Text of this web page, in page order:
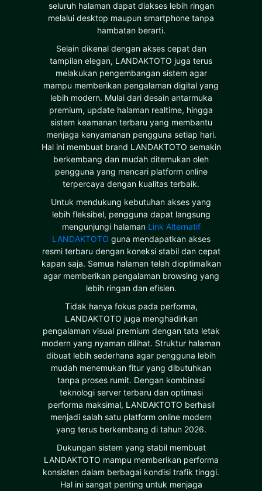
seluruh halaman dapat diakses lebih ringan
melalui desktop maupun smartphone tanpa
hambatan berarti.
Selain dikenal dengan akses cepat dan
tampilan elegan, LANDAKTOTO juga terus
melakukan pengembangan sistem agar
mampu memberikan pengalaman digital yang
lebih modern. Mulai dari desain antarmuka
premium, update halaman realtime, hingga
sistem keamanan terbaru yang membantu
menjaga kenyamanan pengguna setiap hari.
Hal ini membuat brand LANDAKTOTO semakin
berkembang dan mudah ditemukan oleh
pengguna yang mencari platform online
terpercaya dengan kualitas terbaik.
Untuk mendukung kebutuhan akses yang
lebih fleksibel, pengguna dapat langsung
mengunjungi halaman Link Alternatif
LANDAKTOTO guna mendapatkan akses
resmi terbaru dengan koneksi stabil dan cepat
kapan saja. Semua halaman telah dioptimalkan
agar memberikan pengalaman browsing yang
lebih ringan dan efisien.
Tidak hanya fokus pada performa,
LANDAKTOTO juga menghadirkan
pengalaman visual premium dengan tata letak
modern yang nyaman dilihat. Struktur halaman
dibuat lebih sederhana agar pengguna lebih
mudah menemukan fitur yang dibutuhkan
tanpa proses rumit. Dengan kombinasi
teknologi server terbaru dan optimasi
performa maksimal, LANDAKTOTO berhasil
menjadi salah satu platform online modern
yang terus berkembang di tahun 2026.
Dukungan sistem yang stabil membuat
LANDAKTOTO mampu memberikan performa
konsisten dalam berbagai kondisi trafik tinggi.
Hal ini sangat penting untuk menjaga